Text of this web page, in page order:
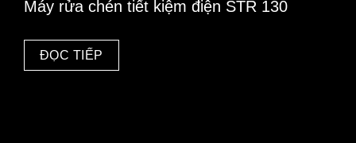
Máy rửa chén tiết kiệm điện STR 130
ĐỌC TIẾP